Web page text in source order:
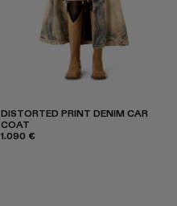
DISTORTED PRINT DENIM CAR
COAT
1.090 €